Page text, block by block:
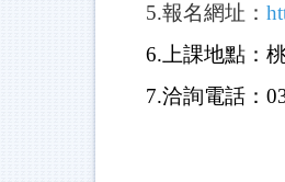
5.報名網址：
6.上課地點：
7.洽詢電話：